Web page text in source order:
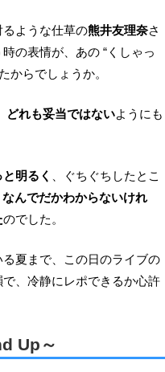
るような仕草の熊井友理奈さ
の表情が、あの “くしゃっ
からでしょうか。
どれも妥当ではないようにも
明るく
、ぐちぐちしたとこ
なんでだかわからないけれ
のでした。
、冷静にレポできるか心許
Up～